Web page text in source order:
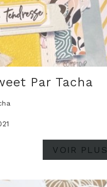
Par Tacha
VOIR PLUS